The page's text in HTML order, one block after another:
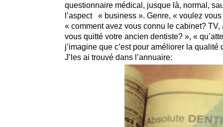
questionnaire médical, jusque là, normal,
l’aspect « business ». Genre, « voulez
« comment avez vous connu le cabinet?
vous quitté votre ancien dentiste? », «
j’imagine que c’est pour améliorer la
J’les ai trouvé dans l’annuaire: